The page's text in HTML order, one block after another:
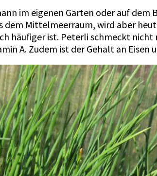
im eigenen Garten oder auf dem
Mittelmeerraum, wird aber
ist. Peterli schmeckt nicht
A. Zudem ist der Gehalt an Eisen